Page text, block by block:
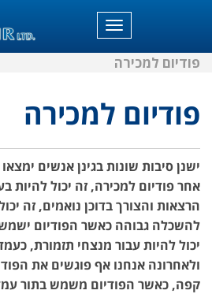
תפריט
פודיום למכירה
פודיום למכירה
ישנן סיבות שונות בגינן אנשים
אחר פודיום למכירה, זה יכול להיות
הרצאות והצורך בדוכן נואמים, זה
להשכלה גבוהה כאשר הפודיום
יכול להיות עבור מנצחי תזמורת,
ולאחרונה אנחנו אף פוגשים את
קפה, כאשר הפודיום משמש בתור